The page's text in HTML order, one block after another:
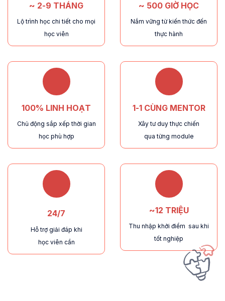
~ 2-9 THÁNG
Lộ trình học chi tiết cho mọi
học viên
~ 500 GIỜ HỌC
Nắm vững từ kiến thức đến
thực hành
100% LINH HOẠT
Chủ động sắp xếp thời gian
học phù hợp
1-1 CÙNG MENTOR
Xây tư duy thực chiến
qua từng module
24/7
Hỗ trợ giải đáp khi
học viên cần
~12 TRIỆU
Thu nhập khởi điểm sau khi
tốt nghiệp